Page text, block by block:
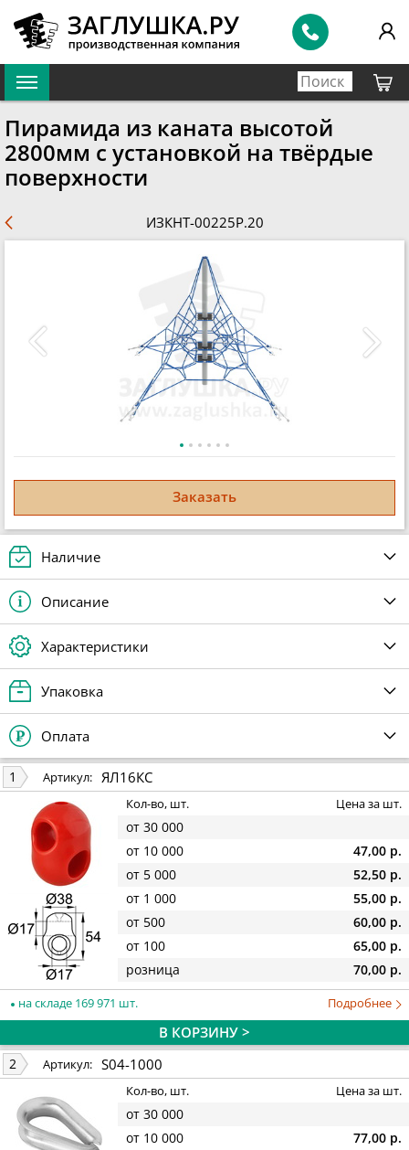
Пирамида из каната высотой
2800мм с установкой на твёрдые
поверхности
ИЗКНТ-00225Р.20
Заказать
Наличие
Описание
Характеристики
Упаковка
Оплата
1 Артикул: ЯЛ16КС
Кол-во, шт. Цена за шт.
от 30 000
от 10 000
47,00 р.
от 5 000
52,50 р.
от 1 000
55,00 р.
от 500
60,00 р.
от 100
65,00 р.
розница
70,00 р.
на складе 169 971 шт. Подробнее
В КОРЗИНУ >
2 Артикул: S04-1000
Кол-во, шт. Цена за шт.
от 30 000
от 10 000
77,00 р.